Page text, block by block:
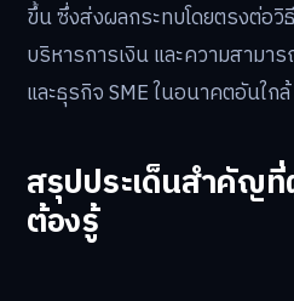
ขึ้น ซึ่งส่งผลกระทบโดยตรงต่อวิ
บริหารการเงิน และความสามา
และธุรกิจ SME ในอนาคตอันใกล้
สรุปประเด็นสำคัญ
ต้องรู้